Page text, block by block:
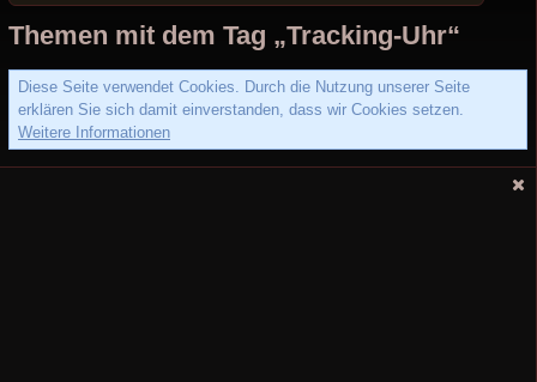
Themen mit dem Tag „Tracking-Uhr“
Diese Seite verwendet Cookies. Durch die Nutzung unserer Seite
erklären Sie sich damit einverstanden, dass wir Cookies setzen.
Weitere Informationen